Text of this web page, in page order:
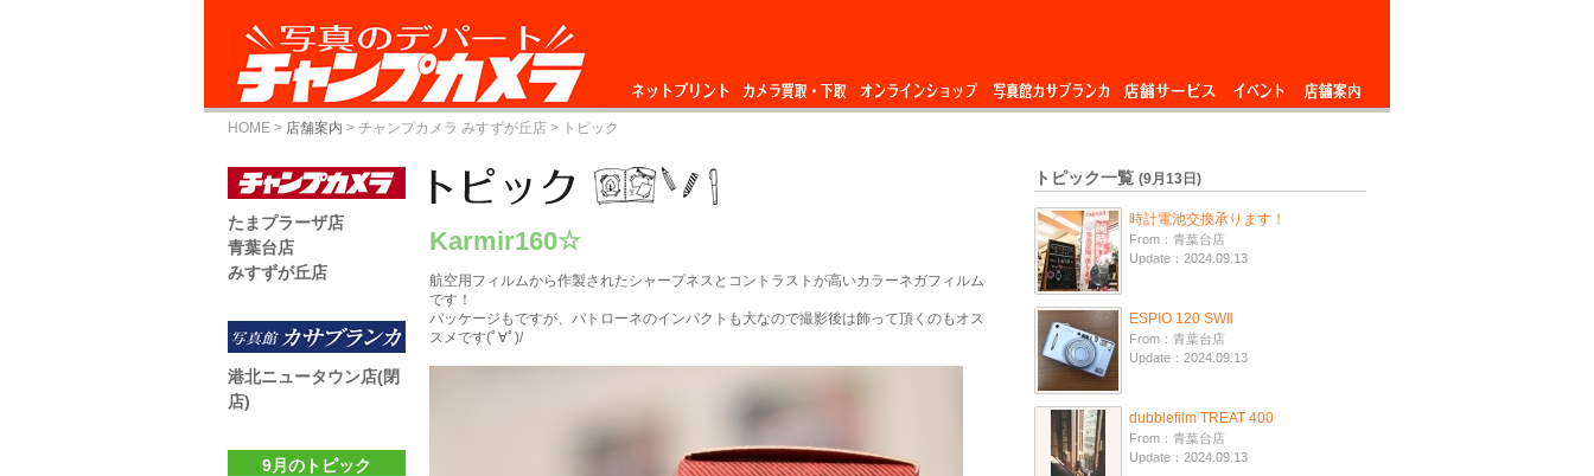
ネットプリント
カメラ買取・下
オンラインショップ 写真館カサブランカ 店舗サービス イベント 店舗案内
HOME > 店舗案内 > チャンプカメラ みすずが丘店 > トピック
Karmir160☆
航空用フィルムから作製されたシャープネスとコントラストが高いカラーネガフィルム
です！
パッケージもですが、パトローネのインパクトも大なので撮影後は飾って頂くのもオス
スメです(ﾟ∀ﾟ)/
たまプラーザ店
青葉台店
みすずが丘店
港北ニュータウン店(閉
店)
9月のトピック
トピック一覧 (9月13日)
時計電池交換承ります！
From：青葉台店
Update：2024.09.13
ESPIO 120 SWⅡ
From：青葉台店
Update：2024.09.13
dubblefilm TREAT 400
From：青葉台店
Update：2024.09.13